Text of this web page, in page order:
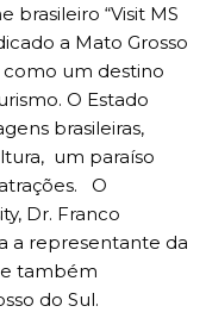
brasileiro “Visit MS
a Mato Grosso
como um destino
O Estado
brasileiras,
um paraíso
O
Dr. Franco
a representante da
também
do Sul.